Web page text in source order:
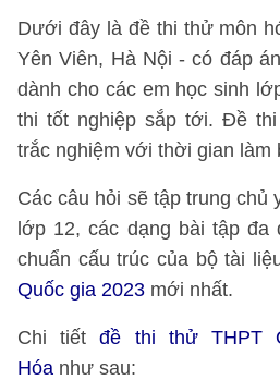
Dưới đây là đề thi thử môn
Yên Viên, Hà Nội - có đáp
dành cho các em học sinh
thi tốt nghiệp sắp tới. Đề
trắc nghiệm với thời gian làm
Các câu hỏi sẽ tập trung chủ
lớp 12, các dạng bài tập đa
chuẩn cấu trúc của bộ tài
Quốc gia 2023 mới nhất.
Chi tiếtđề thi thử THPT
Hóa như sau: